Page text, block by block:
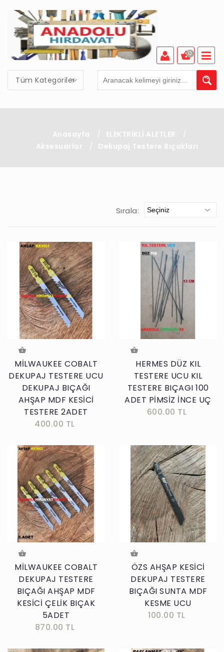
Tüm Kategoriler
0
Anasayfa / ELEKTRİKLİ ALETLER
/
Aksesuarlar
/ Dekupaj Testere Bıçakları
Sırala:
MİLWAUKEE COBALT
DEKUPAJ TESTERE UCU
DEKUPAJ BIÇAĞI
AHŞAP MDF KESİCİ
TESTERE 2ADET
400.00 TL
HERMES DÜZ KIL
TESTERE UCU KIL
TESTERE BIÇAGI 100
ADET PİMSİZ İNCE UÇ
600.00 TL
MİLWAUKEE COBALT
DEKUPAJ TESTERE
BIÇAĞI AHŞAP MDF
KESİCİ ÇELİK BIÇAK
5ADET
870.00 TL
ÖZS AHŞAP KESİCİ
DEKUPAJ TESTERE
BIÇAĞI SUNTA MDF
KESME UCU
100.00 TL